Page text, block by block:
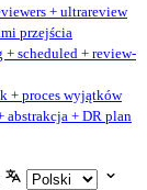
+ ultrareview
przejścia
scheduled + review-
+ proces wyjątków
+ DR plan